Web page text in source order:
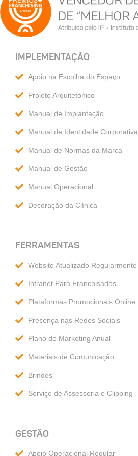
IMPLEMENTAÇÃO
Apoio na Escolha do Espaço
Projeto Arquitetónico
Manual de Implantação
Manual de Identidade Corporativa
Manual de Normas da Marca
Manual de Gestão
Manual Operacional
Decoração da Clínica
FERRAMENTAS
Website Atualizado Regularmente
Intranet Para Franchisados
Plataformas Promocionais Online
Presença nas Redes Sociais
Plano de Marketing Anual
Materiais de Comunicação
Brindes
Serviço de Assessoria e Clipping
GESTÃO
Apoio Operacional Regular